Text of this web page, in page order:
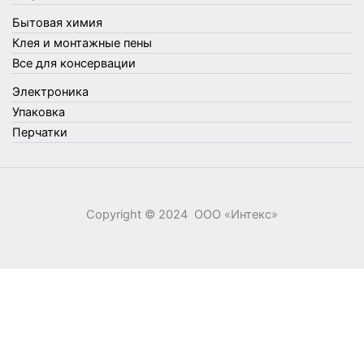
Фонари, лампы и удлинители
Хозяйственные товары
Швабры, стекломои, черенки и насадки
Шнуры, веревки и шпагаты
Электроника
Элементы питания
Бытовая химия
Клея и монтажные пены
Все для консервации
Электроника
Упаковка
Перчатки
Copyright © 2024 ООО «‎Интекс»‎